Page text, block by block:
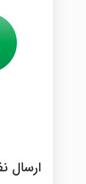
ارسال